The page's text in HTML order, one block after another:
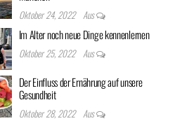
Oktober 24, 2022 Aus
Im Alter noch neue Dinge kennenlernen
Oktober 25, 2022 Aus
Der Einfluss der Ernährung auf unsere
Gesundheit
Oktober 28, 2022 Aus